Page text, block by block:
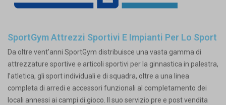
SportGym Attrezzi Sportivi E Impianti Per Lo Sport
Da oltre vent'anni SportGym distribuisce una vasta gamma di
attrezzature sportive e articoli sportivi per la ginnastica in palestra,
l’atletica, gli sport individuali e di squadra, oltre a una linea
completa di arredi e accessori funzionali al completamento dei
locali annessi ai campi di gioco. Il suo servizio pre e post vendita